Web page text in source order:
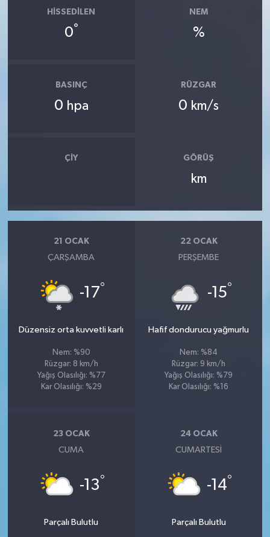
HISSEDILEN
0°
NEM
%
BASINÇ
0 hpa
RÜZGAR
0 km/s
ÇIY GÖRÜŞ
km
21 OCAK
ÇARŞAMBA
-17°
Düzensiz orta kuvvetli karlı
Nem: %90
Rüzgar: 8 km/h
Yağış Olasılığı: %77
Kar Olasılığı: %29
22 OCAK
PERŞEMBE
-15°
Hafif dondurucu yağmurlu
Nem: %84
Rüzgar: 9 km/h
Yağış Olasılığı: %79
Kar Olasılığı: %16
23 OCAK
CUMA
-13°
Parçalı Bulutlu
24 OCAK
CUMARTESI
-14°
Parçalı Bulutlu